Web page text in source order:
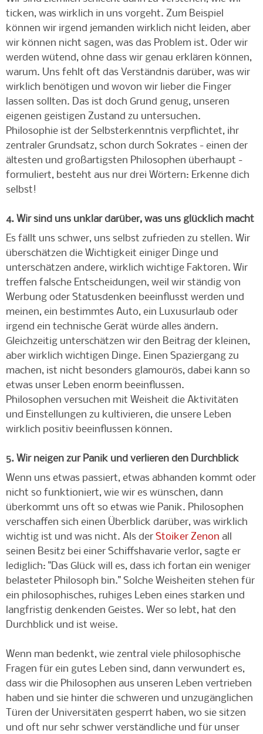
ticken, was wirklich in uns vorgeht. Zum Beispiel
können wir irgend jemanden wirklich nicht leiden, aber
wir können nicht sagen, was das Problem ist. Oder wir
werden wütend, ohne dass wir genau erklären können,
warum. Uns fehlt oft das Verständnis darüber, was wir
wirklich benötigen und wovon wir lieber die Finger
lassen sollten. Das ist doch Grund genug, unseren
eigenen geistigen Zustand zu untersuchen.
Philosophie ist der Selbsterkenntnis verpflichtet, ihr
zentraler Grundsatz, schon durch Sokrates - einen der
ältesten und großartigsten Philosophen überhaupt -
formuliert, besteht aus nur drei Wörtern: Erkenne dich
selbst!
4. Wir sind uns unklar darüber, was uns glücklich macht
Es fällt uns schwer, uns selbst zufrieden zu stellen. Wir
überschätzen die Wichtigkeit einiger Dinge und
unterschätzen andere, wirklich wichtige Faktoren. Wir
treffen falsche Entscheidungen, weil wir ständig von
Werbung oder Statusdenken beeinflusst werden und
meinen, ein bestimmtes Auto, ein Luxusurlaub oder
irgend ein technische Gerät würde alles ändern.
Gleichzeitig unterschätzen wir den Beitrag der kleinen,
aber wirklich wichtigen Dinge. Einen Spaziergang zu
machen, ist nicht besonders glamourös, dabei kann so
etwas unser Leben enorm beeinflussen.
Philosophen versuchen mit Weisheit die Aktivitäten
und Einstellungen zu kultivieren, die unsere Leben
wirklich positiv beeinflussen können.
5. Wir neigen zur Panik und verlieren den Durchblick
Wenn uns etwas passiert, etwas abhanden kommt oder
nicht so funktioniert, wie wir es wünschen, dann
überkommt uns oft so etwas wie Panik. Philosophen
verschaffen sich einen Überblick darüber, was wirklich
wichtig ist und was nicht. Als der Stoiker Zenon all
seinen Besitz bei einer Schiffshavarie verlor, sagte er
lediglich: "Das Glück will es, dass ich fortan ein weniger
belasteter Philosoph bin." Solche Weisheiten stehen für
ein philosophisches, ruhiges Leben eines starken und
langfristig denkenden Geistes. Wer so lebt, hat den
Durchblick und ist weise.
Wenn man bedenkt, wie zentral viele philosophische
Fragen für ein gutes Leben sind, dann verwundert es,
dass wir die Philosophen aus unseren Leben vertrieben
haben und sie hinter die schweren und unzugänglichen
Türen der Universitäten gesperrt haben, wo sie sitzen
und oft nur sehr schwer verständliche und für unser